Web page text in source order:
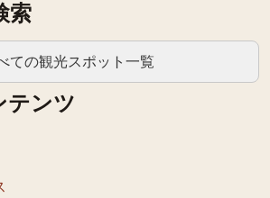
索
ての観光スポット一覧
テンツ